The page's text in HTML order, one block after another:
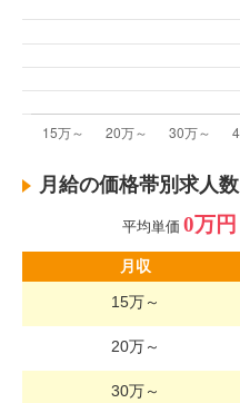
月給の価格帯別求人数
平均単価 0万円
月収
15万～
20万～
30万～